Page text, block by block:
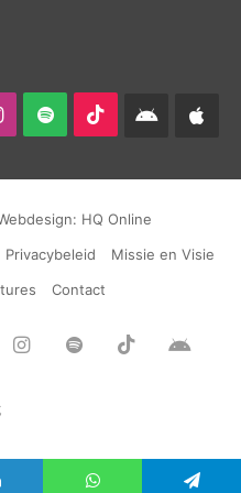
Instagram
Spotify TikTokAndroid
HQ Online
Privacybeleid
Missie en Visie
Contact
Instagram
Spotify TikTok
App